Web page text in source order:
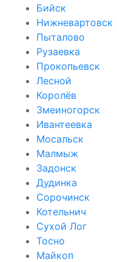
Бийск
Нижневартовск
Пыталово
Рузаевка
Прокопьевск
Лесной
Королёв
Змеиногорск
Ивантеевка
Мосальск
Малмыж
Задонск
Дудинка
Сорочинск
Котельнич
Сухой Лог
Тосно
Майкоп